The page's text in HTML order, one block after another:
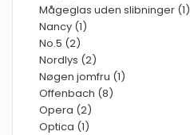
Mågeglas uden slibninger (1)
Nancy (1)
No.5 (2)
Nordlys (2)
Nøgen jomfru (1)
Offenbach (8)
Opera (2)
Optica (1)